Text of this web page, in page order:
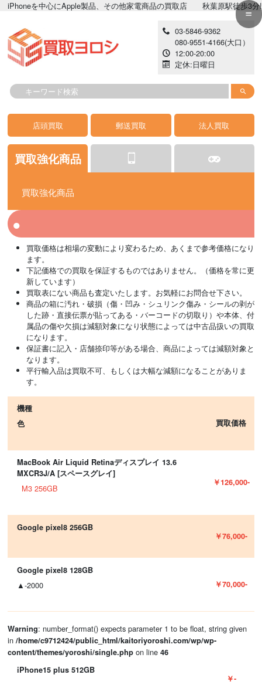
中心にApple製品、その他家電商品の買取店 秋葉原駅徒歩3分!!高価現金
03-5846-9362
080-9551-4166(大口）
12:00-20:00
定休:日曜日
店頭買取 郵送買取 法人買取
買取強化商品
買取強化商品
AppleWatch MacPC Android
PC カーナビ レコーダー 生活家電
買取価格は相場の変動により変わるため、あくまで参考価格になり
ます。
下記価格での買取を保証するものではありません。（価格を常に更
新しています）
買取表にない商品も査定いたします。お気軽にお問合せ下さい。
商品の箱に汚れ・破損（傷・凹み・シュリンク傷み・シールの剥が
した跡・直接伝票が貼ってある・バーコードの切取り）や本体、付
属品の傷や欠損は減額対象になり状態によっては中古品扱いの買取
になります。
保証書に記入・店舗捺印等がある場合、商品によっては減額対象と
なります。
平行輸入品は買取不可、もしくは大幅な減額になることがありま
す。
機種
色
買取価格
MacBook Air Liquid Retinaディスプレイ 13.6
MXCR3J/A [スペースグレイ]
M3 256GB
￥126,000-
Google pixel8 256GB
￥76,000-
Google pixel8 128GB
▲-2000 ￥70,000-
Warning: number_format() expects parameter 1 to be float, string given
in /home/c9712424/public_html/kaitoriyoroshi.com/wp/wp-
content/themes/yoroshi/single.phpon line 46
iPhone15 plus 512GB
￥-